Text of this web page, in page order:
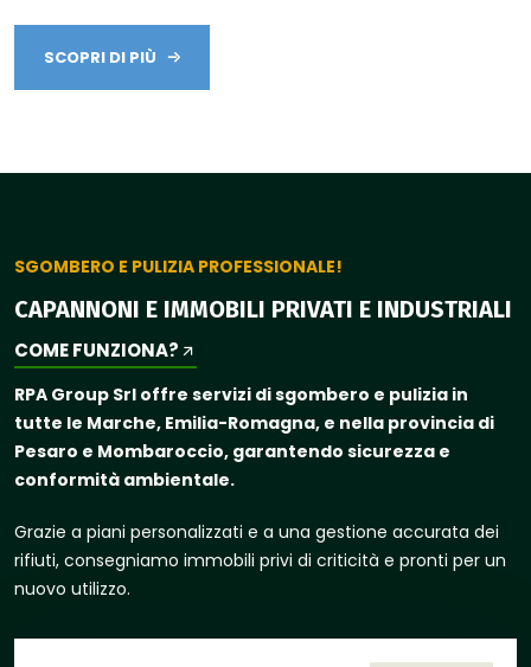
SCOPRI DI PIÙ
SGOMBERO E PULIZIA PROFESSIONALE!
CAPANNONI E IMMOBILI PRIVATI E INDUSTRIALI
COME FUNZIONA?
RPA Group Srl offre servizi di sgombero e pulizia in
tutte le Marche, Emilia-Romagna, e nella provincia di
Pesaro e Mombaroccio, garantendo sicurezza e
conformità ambientale.
Grazie a piani personalizzati e a una gestione accurata dei
rifiuti, consegniamo immobili privi di criticità e pronti per un
nuovo utilizzo.